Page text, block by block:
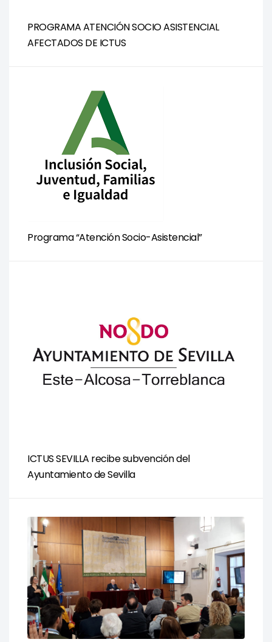
PROGRAMA ATENCIÓN SOCIO ASISTENCIAL
AFECTADOS DE ICTUS
Programa “Atención Socio-Asistencial”
ICTUS SEVILLA recibe subvención del
Ayuntamiento de Sevilla